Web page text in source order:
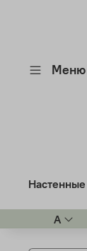
Меню
Настенные
A